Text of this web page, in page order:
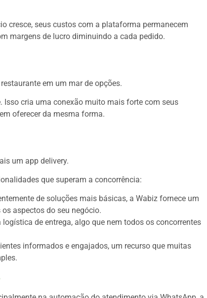
cresce, seus custos com a plataforma permanecem
margens de lucro diminuindo a cada pedido.
em um mar de opções.
Isso cria uma conexão muito mais forte com seus
oferecer da mesma forma.
um app delivery.
que superam a concorrência:
de soluções mais básicas, a Wabiz fornece um
aspectos do seu negócio.
de entrega, algo que nem todos os concorrentes
informados e engajados, um recurso que muitas